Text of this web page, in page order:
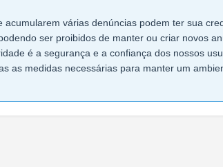
acumularem várias denúncias podem ter sua
ser proibidos de manter ou criar novos
é a segurança e a confiança dos nossos
as medidas necessárias para manter um